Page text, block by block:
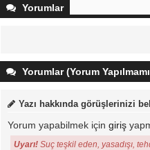
Yorumlar
Yorumlar (Yorum
Yazı hakkında görüşlerinizi
Yorum yapabilmek için giriş
Uyarı! Suç teşkil eden, yasadışı,